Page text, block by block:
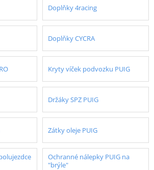
Doplňky 4racing
Doplňky CYCRA
Kryty víček podvozku PUIG
Držáky SPZ PUIG
Zátky oleje PUIG
Ochranné nálepky PUIG na
"brýle"